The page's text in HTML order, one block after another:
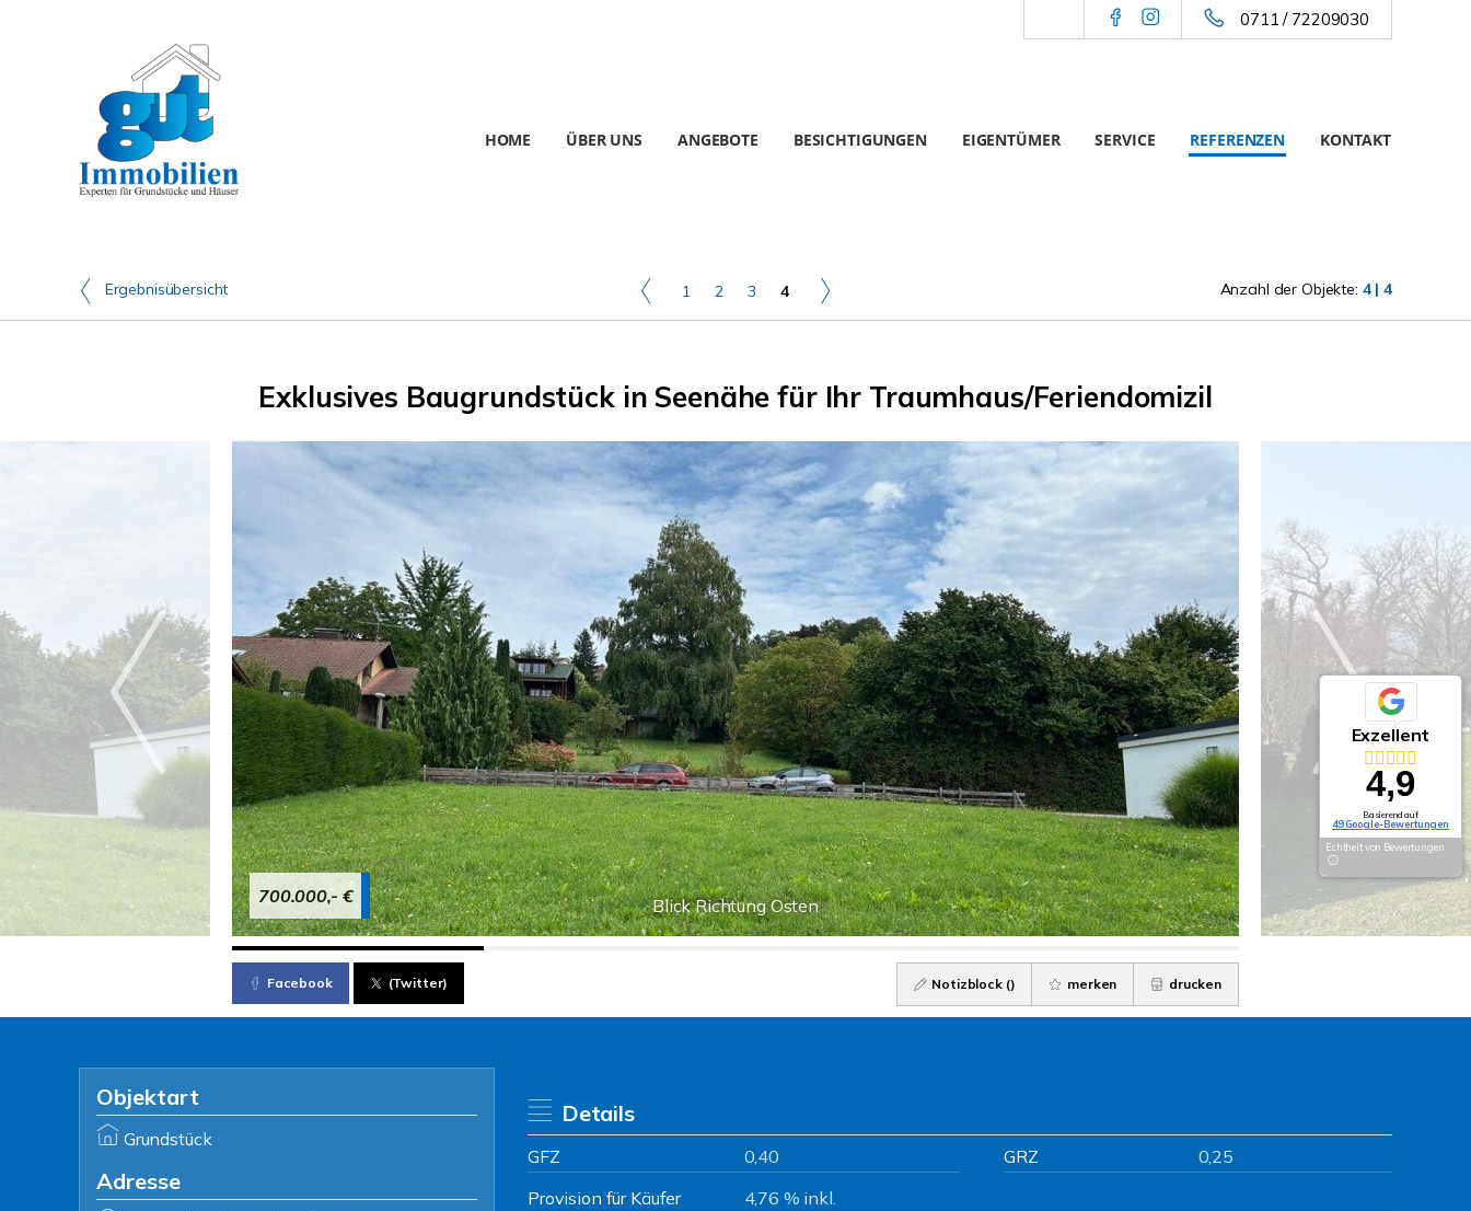
0711 / 72209030
HOME ÜBER UNS ANGEBOTE BESICHTIGUNGEN EIGENTÜMER SERVICE REFERENZEN KONTAKT
Ergebnisübersicht 1 2 3 4 Anzahl der Objekte: 4 | 4
Exklusives Baugrundstück in Seenähe für Ihr Traumhaus/Feriendomizil
Blick Richtung Osten
700.000,- €
Facebook (Twitter) Notizblock () merken drucken
Objektart
Grundstück
Adresse
Details
GFZ 0,40 GRZ
0,25
Provision für Käufer
4,76 % inkl.
Exzellent
4,9
Basierend auf
49 Google-Bewertungen
Echtheit von Bewertungen